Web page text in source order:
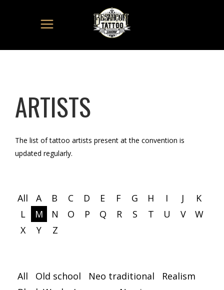
ARTISTS
The list of tattoo artists present at the convention is
updated regularly.
All A B C D E F G H I J
K
L
M N O P Q R S T U V
W
X
Y Z
All Old school Neo traditional
Realism